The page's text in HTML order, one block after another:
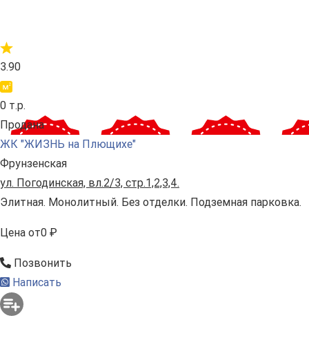
3.90
0 т.р.
Продана
ЖК "ЖИЗНЬ на Плющихе"
Фрунзенская
ул. Погодинская, вл.2/3, стр.1,2,3,4.
Элитная. Монолитный. Без отделки. Подземная парковка.
Цена от0 ₽
Позвонить
Написать